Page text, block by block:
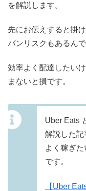
を解説します。
先にお伝えすると掛
バンリスクもあるん
効率よく配達したい
まないと損です。
Uber Eats
解説した
よく稼ぎ
です。
【Uber